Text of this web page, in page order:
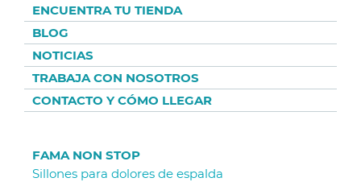
ENCUENTRA TU TIENDA
BLOG
NOTICIAS
TRABAJA CON NOSOTROS
CONTACTO Y CÓMO LLEGAR
FAMA NON STOP
Sillones para dolores de espalda